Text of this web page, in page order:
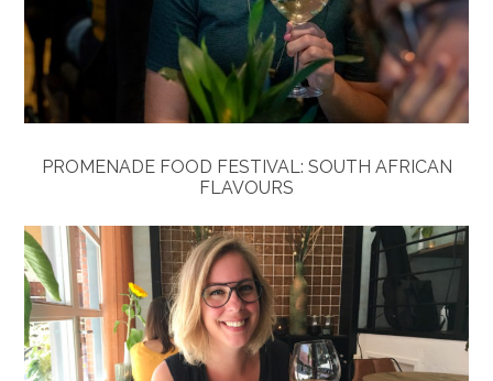
PROMENADE FOOD FESTIVAL: SOUTH AFRICAN
FLAVOURS